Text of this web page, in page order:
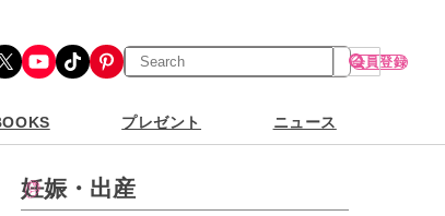
X YouTube TikTok Pinterest
検
索
会員登録
プレゼント ニュース
妊娠・出産